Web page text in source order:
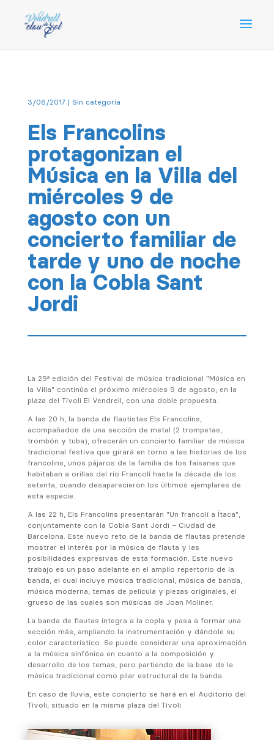
3/08/2017| Sin categoría
Els Francolins
protagonizan el
Música en la Villa del
miércoles 9 de
agosto con un
concierto familiar de
tarde y uno de noche
con la Cobla Sant
Jordi
La 29ª edición del Festival de música tradicional "Música en
la Villa" continúa el próximo miércoles 9 de agosto, en la
plaza del Tívoli El Vendrell, con una doble propuesta.
A las 20 h, la banda de flautistas Els Francolins,
acompañados de una sección de metal (2 trompetas,
trombón y tuba), ofrecerán un concierto familiar de música
tradicional festiva que girará en torno a las historias de los
francolins, unos pájaros de la familia de los faisanes que
habitaban a orillas del río Francolí hasta la década de los
setenta, cuando desaparecieron los últimos ejemplares de
esta especie.
A las 22 h, Els Francolins presentarán "Un francolí a Ítaca",
conjuntamente con la Cobla Sant Jordi – Ciudad de
Barcelona. Este nuevo reto de la banda de flautas pretende
mostrar el interés por la música de flauta y las
posibilidades expresivas de esta formación. Este nuevo
trabajo es un paso adelante en el amplio repertorio de la
banda, el cual incluye música tradicional, música de banda,
música moderna, temas de película y piezas originales, el
grueso de las cuales son músicas de Joan Moliner.
La banda de flautas integra a la copla y pasa a formar una
sección más, ampliando la instrumentación y dándole su
color característico. Se puede considerar una aproximación
a la música sinfónica en cuanto a la composición y
desarrollo de los temas, pero partiendo de la base de la
música tradicional como pilar estructural de la banda.
En caso de lluvia, este concierto se hará en el Auditorio del
Tívoli, situado en la misma plaza del Tívoli.